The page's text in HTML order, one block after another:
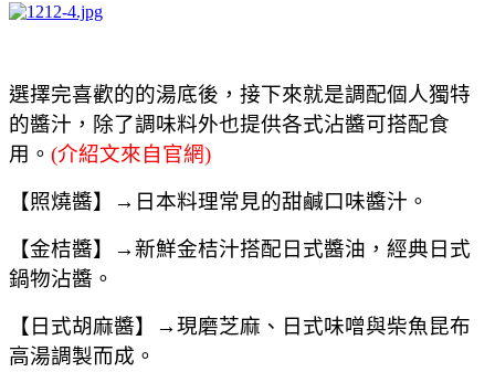
選擇完喜歡的的湯底後，接下來就是調配個人獨特
的醬汁，除了調味料外也提供各式沾醬可搭配食
用。 (介紹文來自官網)
【照燒醬】 →日本料理常見的甜鹹口味醬汁。
【金桔醬】
→新鮮金桔汁搭配日式醬油，經典日式
鍋物沾醬。
【日式胡麻醬】
→現磨芝麻、日式味噌與柴魚昆布
高湯調製而成。